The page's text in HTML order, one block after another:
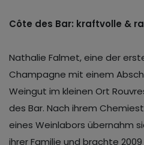
Côte des Bar: kraftvolle &
Nathalie Falmet, eine der
Champagne mit einem
Weingut im kleinen Ort
des Bar. Nach ihrem
eines Weinlabors übernahm
ihrer Familie und brachte